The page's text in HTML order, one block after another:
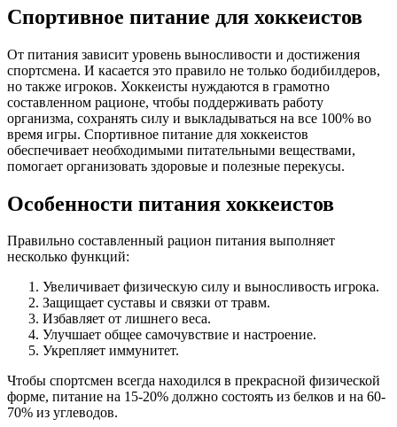
Спортивное питание для хоккеистов
От питания зависит уровень выносливости и достижения
спортсмена. И касается это правило не только бодибилдеров,
но также игроков. Хоккеисты нуждаются в грамотно
составленном рационе, чтобы поддерживать работу
организма, сохранять силу и выкладываться на все 100% во
время игры. Спортивное питание для хоккеистов
обеспечивает необходимыми питательными веществами,
помогает организовать здоровые и полезные перекусы.
Особенности питания хоккеистов
Правильно составленный рацион питания выполняет
несколько функций:
Увеличивает физическую силу и выносливость игрока.
Защищает суставы и связки от травм.
Избавляет от лишнего веса.
Улучшает общее самочувствие и настроение.
Укрепляет иммунитет.
Чтобы спортсмен всегда находился в прекрасной физической
форме, питание на 15-20% должно состоять из белков и на 60-
70% из углеводов.